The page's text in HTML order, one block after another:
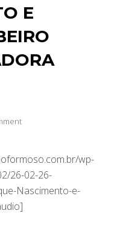
E
wp-
26-02-26-
Nascimento-e-